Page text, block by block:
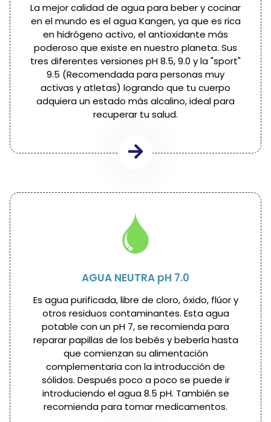
La mejor calidad de agua para beber y cocinar
en el mundo es el agua Kangen, ya que es rica
en hidrógeno activo, el antioxidante más
poderoso que existe en nuestro planeta. Sus
tres diferentes versiones pH 8.5, 9.0 y la "sport"
9.5 (Recomendada para personas muy
activas y atletas) logrando que tu cuerpo
adquiera un estado más alcalino, ideal para
recuperar tu salud.
AGUA NEUTRA pH 7.0
Es agua purificada, libre de cloro, óxido, flúor y
otros residuos contaminantes. Esta agua
potable con un pH 7, se recomienda para
reparar papillas de los bebés y beberla hasta
que comienzan su alimentación
complementaria con la introducción de
sólidos. Después poco a poco se puede ir
introduciendo el agua 8.5 pH. También se
recomienda para tomar medicamentos.